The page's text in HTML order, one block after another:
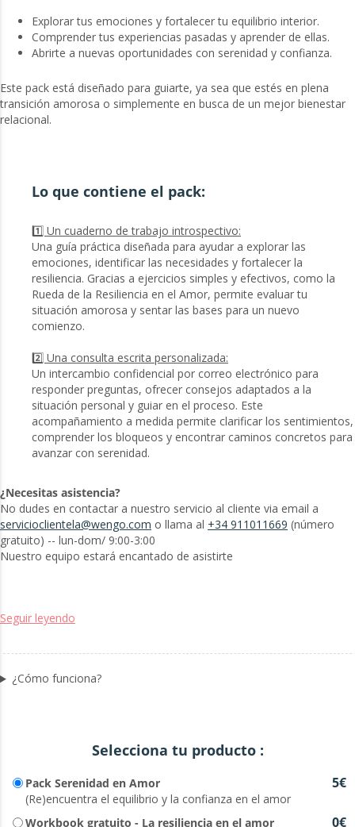
Explorar tus emociones y fortalecer tu equilibrio interior.
Comprender tus experiencias pasadas y aprender de ellas.
Abrirte a nuevas oportunidades con serenidad y confianza.
Este pack está diseñado para guiarte, ya sea que estés en plena
transición amorosa o simplemente en busca de un mejor bienestar
relacional.
Lo que contiene el pack:
1️⃣ Un cuaderno de trabajo introspectivo:
Una guía práctica diseñada para ayudar a explorar las
emociones, identificar las necesidades y fortalecer la
resiliencia. Gracias a ejercicios simples y efectivos, como la
Rueda de la Resiliencia en el Amor, permite evaluar tu
situación amorosa y sentar las bases para un nuevo
comienzo.
2️⃣ Una consulta escrita personalizada:
Un intercambio confidencial por correo electrónico para
responder preguntas, ofrecer consejos adaptados a la
situación personal y guiar en el proceso. Este
acompañamiento a medida permite clarificar los sentimientos,
comprender los bloqueos y encontrar caminos concretos para
avanzar con serenidad.
¿Necesitas asistencia?
No dudes en contactar a nuestro servicio al cliente via email a
servicioclientela@wengo.com o llama al +34 911011669
gratuito) -- lun-dom/ 9:00-3:00
Nuestro equipo estará encantado de asistirte
Seguir leyendo
¿Cómo funciona?
Selecciona tu producto :
Pack Serenidad en Amor
(Re)encuentra el equilibrio y la confianza en el amor
5€
Workbook gratuito - La resiliencia en el amor
0€